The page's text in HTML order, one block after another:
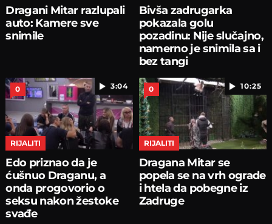
Dragani Mitar razlupali
auto: Kamere sve
snimile
Bivša zadrugarka
pokazala golu
pozadinu: Nije slučajno,
namerno je snimila sa i
bez tangi
3:04
0
RIJALITI
Edo priznao da je
ćušnuo Draganu, a
onda progovorio o
seksu nakon žestoke
svađe
10:25
0
RIJALITI
Dragana Mitar se
popela se na vrh ograde
i htela da pobegne iz
Zadruge